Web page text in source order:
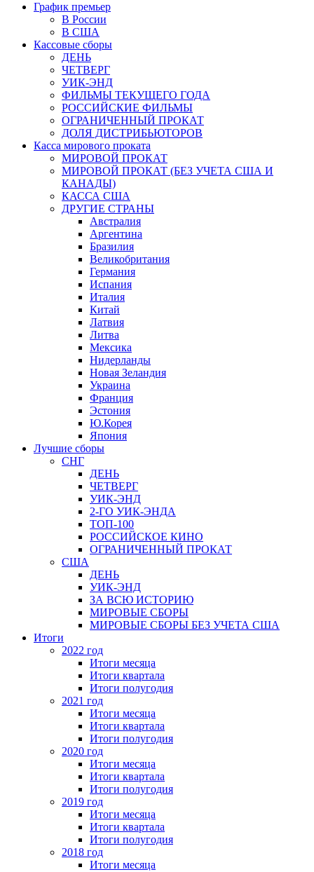
График премьер
В России
В США
Кассовые сборы
ДЕНЬ
ЧЕТВЕРГ
УИК-ЭНД
ФИЛЬМЫ ТЕКУЩЕГО ГОДА
РОССИЙСКИЕ ФИЛЬМЫ
ОГРАНИЧЕННЫЙ ПРОКАТ
ДОЛЯ ДИСТРИБЬЮТОРОВ
Касса мирового проката
МИРОВОЙ ПРОКАТ
МИРОВОЙ ПРОКАТ (БЕЗ УЧЕТА США И
КАНАДЫ)
КАССА США
ДРУГИЕ СТРАНЫ
Австралия
Аргентина
Бразилия
Великобритания
Германия
Испания
Италия
Китай
Латвия
Литва
Мексика
Нидерланды
Новая Зеландия
Украина
Франция
Эстония
Ю.Корея
Япония
Лучшие сборы
СНГ
ДЕНЬ
ЧЕТВЕРГ
УИК-ЭНД
2-ГО УИК-ЭНДА
ТОП-100
РОССИЙСКОЕ КИНО
ОГРАНИЧЕННЫЙ ПРОКАТ
США
ДЕНЬ
УИК-ЭНД
ЗА ВСЮ ИСТОРИЮ
МИРОВЫЕ СБОРЫ
МИРОВЫЕ СБОРЫ БЕЗ УЧЕТА США
Итоги
2022 год
Итоги месяца
Итоги квартала
Итоги полугодия
2021 год
Итоги месяца
Итоги квартала
Итоги полугодия
2020 год
Итоги месяца
Итоги квартала
Итоги полугодия
2019 год
Итоги месяца
Итоги квартала
Итоги полугодия
2018 год
Итоги месяца